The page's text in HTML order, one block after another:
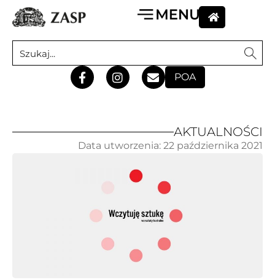
POA
AKTUALNOŚCI
Data utworzenia: 22 października 2021